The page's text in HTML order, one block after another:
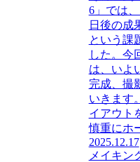
6」では
日後の成
という課
した。今
は、いよ
完成、撮
いきます
イアウト
慎重にホ
2025.12.17
メイキン